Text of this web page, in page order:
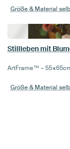
Größe & Material
ArtFrame™ –55×65
Größe & Material